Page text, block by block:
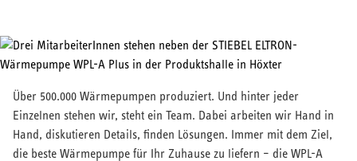
Über 500.000 Wärmepumpen produziert. Und hinter jeder
Einzelnen stehen wir, steht ein Team. Dabei arbeiten wir Hand in
Hand, diskutieren Details, finden Lösungen. Immer mit dem Ziel,
die beste Wärmepumpe für Ihr Zuhause zu liefern – die WPL-A